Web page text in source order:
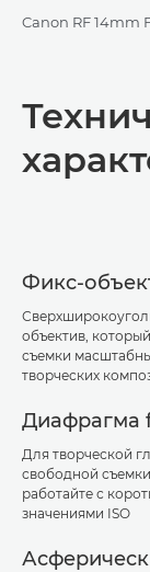
Canon RF 14mm
Технические
Фикс-
объектив,
съемки
творческих
Диафрагма
Для творческой
свободной
работайте с
значениями ISO